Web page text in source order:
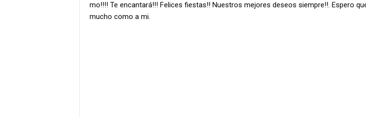
mo!!!! Te encantará!!! Felices fiestas!! Nuestros mejores deseos siempre!!. Espero
mucho como a mi.